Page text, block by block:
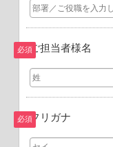
ご担当者様名
必須
フリガナ
必須